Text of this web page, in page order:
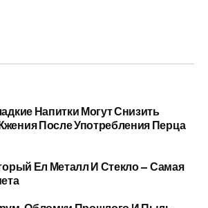
Напитки Могут Снизить
После Употребления Перца
Ел Металл И Стекло — Самая